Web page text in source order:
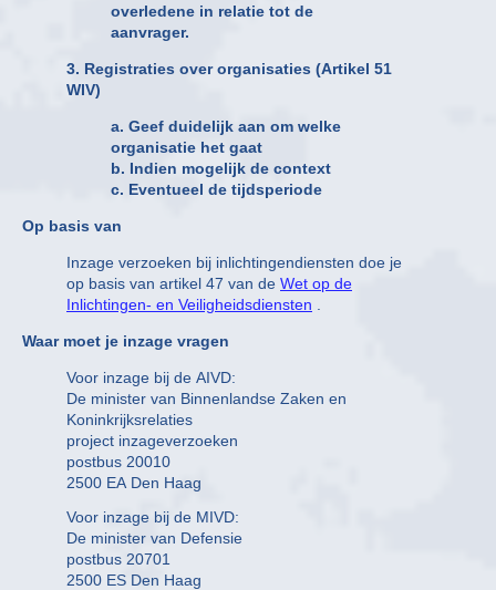
overledene in relatie tot de
aanvrager.
3. Registraties over organisaties (Artikel 51
WIV)
a. Geef duidelijk aan om welke
organisatie het gaat
b. Indien mogelijk de context
c. Eventueel de tijdsperiode
Op basis van
Inzage verzoeken bij inlichtingendiensten doe je
op basis van artikel 47 van de Wet op de
Inlichtingen- en Veiligheidsdiensten
Waar moet je inzage vragen
Voor inzage bij de AIVD:
De minister van Binnenlandse Zaken en
Koninkrijksrelaties
project inzageverzoeken
postbus 20010
2500 EA Den Haag
Voor inzage bij de MIVD:
De minister van Defensie
postbus 20701
2500 ES Den Haag